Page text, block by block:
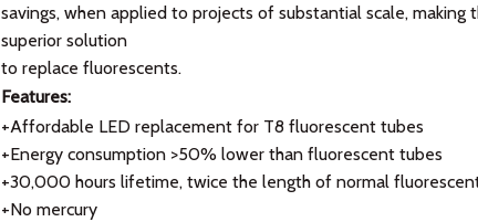
savings, when applied to projects of substantial scale,
superior solution
to replace fluorescents.
Features:
+Affordable LED replacement for T8 fluorescent tubes
+Energy consumption >50% lower than fluorescent tubes
+30,000 hours lifetime, twice the length of normal
+No mercury